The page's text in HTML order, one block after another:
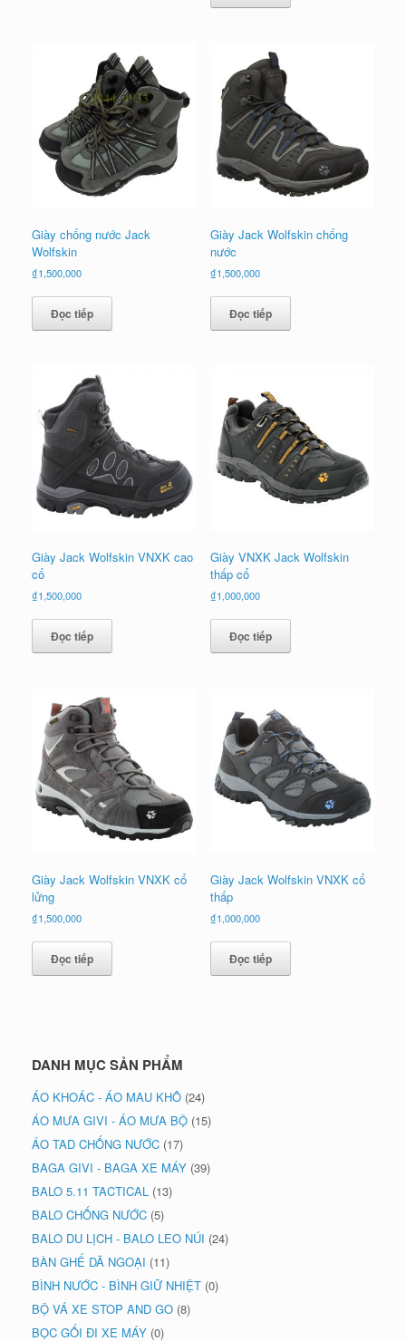
Giày chống nước Jack
Wolfskin
₫1,500,000
Đọc tiếp
Giày Jack Wolfskin chống
nước
₫1,500,000
Đọc tiếp
Giày Jack Wolfskin VNXK cao
cổ
₫1,500,000
Đọc tiếp
Giày VNXK Jack Wolfskin
thấp cổ
₫1,000,000
Đọc tiếp
Giày Jack Wolfskin VNXK cổ
lửng
₫1,500,000
Đọc tiếp
Giày Jack Wolfskin VNXK cổ
thấp
₫1,000,000
Đọc tiếp
DANH MỤC SẢN PHẨM
ÁO KHOÁC - ÁO MAU KHÔ (24)
ÁO MƯA GIVI - ÁO MƯA BỘ (15)
ÁO TAD CHỐNG NƯỚC (17)
BAGA GIVI - BAGA XE MÁY (39)
BALO 5.11 TACTICAL (13)
BALO CHỐNG NƯỚC (5)
BALO DU LỊCH - BALO LEO NÚI (24)
BÀN GHẾ DÃ NGOẠI (11)
BÌNH NƯỚC - BÌNH GIỮ NHIỆT (0)
BỘ VÁ XE STOP AND GO (8)
BỌC GỐI ĐI XE MÁY (0)